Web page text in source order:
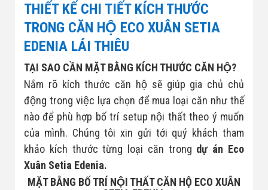
Tổng quan Eco Xuân Setia
Edenia Thuận An
Giá bán và thanh toán Eco
Xuân Setia Edenia
Tiến Độ Xây Dựng Eco Xuân
Setia Edenia Cập Nhật
Thiết Kế Căn Hộ Eco Xuân
Skyresidences Block A+C
Giỏ sản phẩm sang nhượng
Eco Xuân Block A+C cập
nhật
Liên Hệ Tư Vấn - Ký Gửi
THIẾT KẾ CHI TIẾT KÍCH THƯỚC
TRONG CĂN HỘ ECO XUÂN SETIA
EDENIA LÁI THIÊU
TẠI SAO CẦN MẶT BẰNG KÍCH THƯỚC CĂN HỘ?
Nắm rõ kích thước căn hộ sẽ giúp gia chủ chủ
động trong việc lựa chọn để mua loại căn như thế
nào để phù hợp bố trí setup nội thất theo ý muốn
của mình. Chúng tôi xin gửi tới quý khách tham
khảo kích thước từng loại căn trong dự án Eco
Xuân Setia Edenia.
MẶT BẰNG BỐ TRÍ NỘI THẤT CĂN HỘ ECO XUÂN